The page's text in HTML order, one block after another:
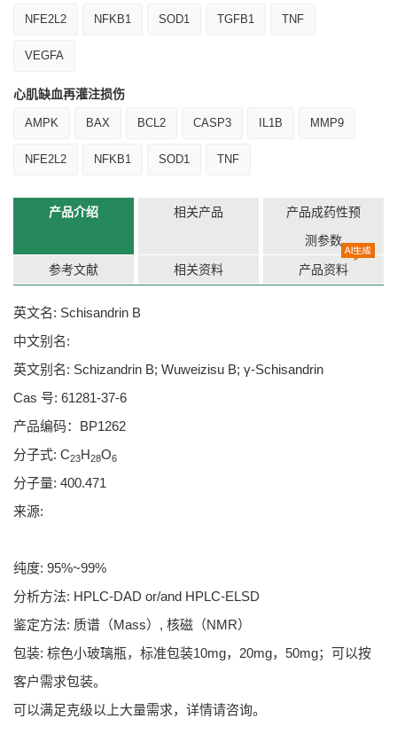
NFE2L2 NFKB1 SOD1 TGFB1 TNF
VEGFA
心肌缺血再灌注损伤
AMPK BAX BCL2 CASP3 IL1B MMP9
NFE2L2 NFKB1 SOD1 TNF
产品介绍 相关产品
产品成药性预
测参数
参考文献 相关资料 产品资料
英文名: Schisandrin B
中文别名:
英文别名: Schizandrin B; Wuweizisu B; γ-Schisandrin
Cas 号: 61281-37-6
产品编码：BP1262
分子式: C23H28O6
分子量: 400.471
来源:
纯度: 95%~99%
分析方法: HPLC-DAD or/and HPLC-ELSD
鉴定方法: 质谱（Mass）, 核磁（NMR）
包装: 棕色小玻璃瓶，标准包装10mg，20mg，50mg；可以按
客户需求包装。
可以满足克级以上大量需求，详情请咨询。